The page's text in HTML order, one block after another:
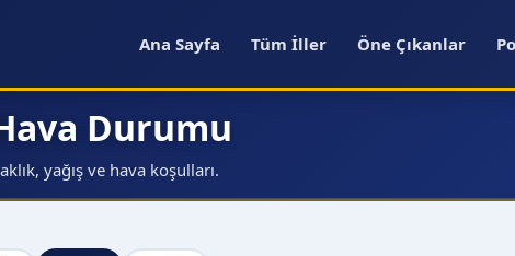
Ana Sayfa Tüm İller Öne Çıkanlar
Durumu
yağış ve hava koşulları.